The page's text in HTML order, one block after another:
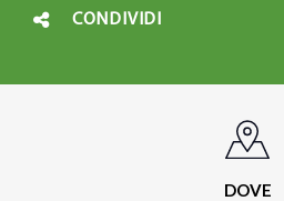
CONDIVIDI
DOVE